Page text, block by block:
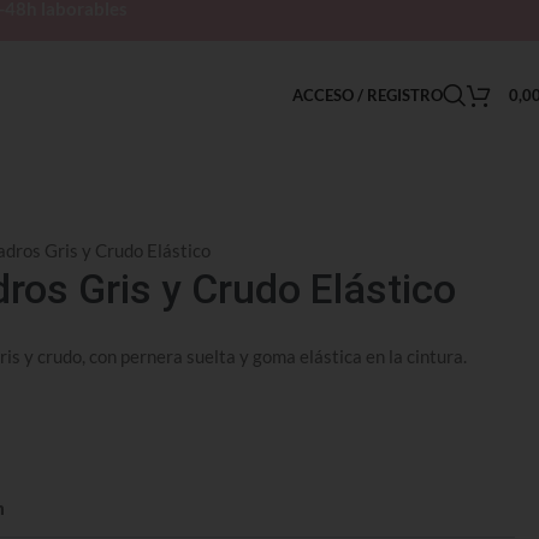
ACCESO / REGISTRO
Gris y Crudo Elástico
Gris y Crudo Elástico
y crudo, con pernera suelta y goma elástica en la cintura.